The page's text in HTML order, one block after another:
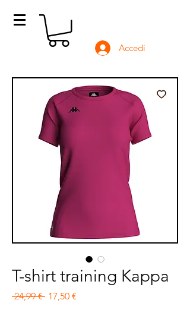
Accedi
T-shirt training Kappa
24,99 € Prezzo regolare
17,50 €